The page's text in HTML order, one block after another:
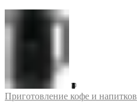
Приготовление кофе и напитков